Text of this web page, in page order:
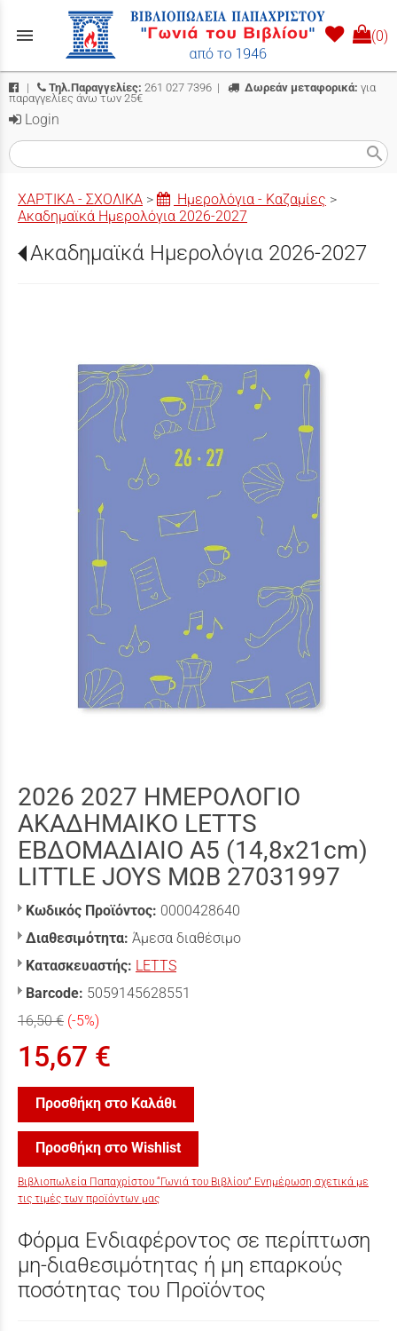
menu (0)
| Τηλ.Παραγγελίες: 261 027 7396 | Δωρεάν μεταφορικά: για
παραγγελίες άνω των 25€
Login
search
ΧΑΡΤΙΚΑ - ΣΧΟΛΙΚΑ > Ημερολόγια - Καζαμίες >
Ακαδημαϊκά Ημερολόγια 2026-2027
Ακαδημαϊκά Ημερολόγια 2026-2027
2026 2027 ΗΜΕΡΟΛΟΓΙΟ
ΑΚΑΔΗΜΑΙΚΟ LETTS
ΕΒΔΟΜΑΔΙΑΙΟ A5 (14,8x21cm)
LITTLE JOYS ΜΩΒ 27031997
Κωδικός Προϊόντος: 0000428640
Διαθεσιμότητα: Άμεσα διαθέσιμο
Κατασκευαστής: LETTS
Barcode: 5059145628551
16,50 € (-5%)
15,67 €
Προσθήκη στο Καλάθι
Προσθήκη στο Wishlist
Βιβλιοπωλεία Παπαχρίστου “Γωνιά του Βιβλίου” Ενημέρωση σχετικά με
τις τιμές των προϊόντων μας
Φόρμα Ενδιαφέροντος σε περίπτωση
μη-διαθεσιμότητας ή μη επαρκούς
ποσότητας του Προϊόντος